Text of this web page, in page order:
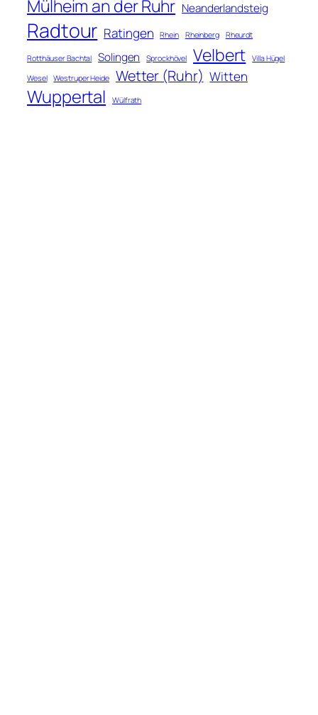
Mülheim an der Ruhr Neanderlandsteig
Radtour Ratingen Rhein Rheinberg Rheurdt
Rotthäuser Bachtal Solingen Sprockhövel Velbert
Villa Hügel
Wesel
Westruper Heide Wetter (Ruhr) Witten
Wuppertal Wülfrath